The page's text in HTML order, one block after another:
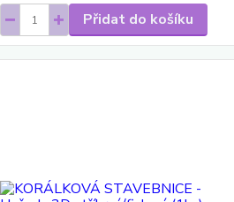
Přidat do košíku